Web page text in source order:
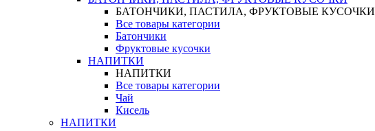
БАТОНЧИКИ, ПАСТИЛА, ФРУКТОВЫЕ КУСОЧКИ
Все товары категории
Батончики
Фруктовые кусочки
НАПИТКИ
НАПИТКИ
Все товары категории
Чай
Кисель
НАПИТКИ